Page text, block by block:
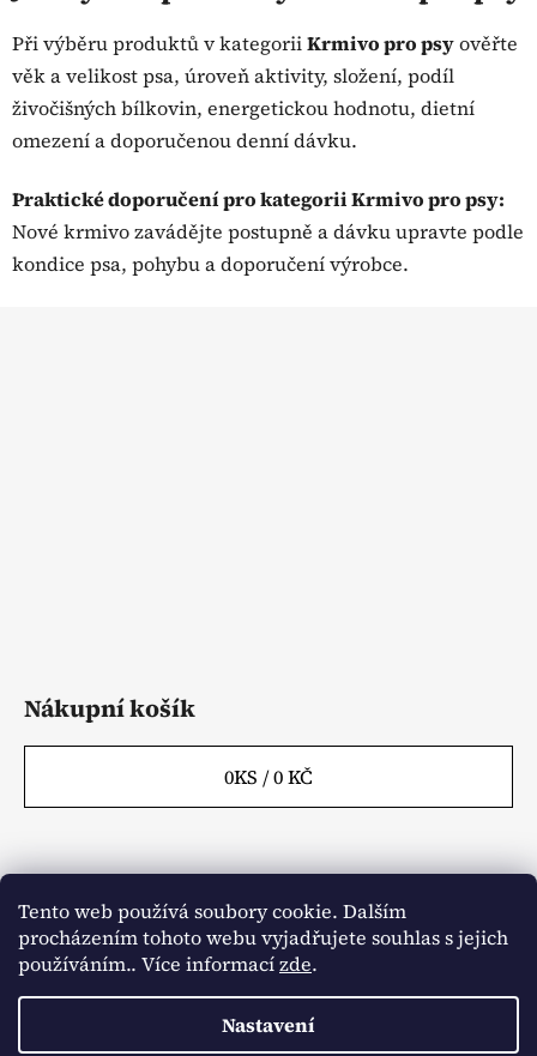
Tento web používá soubory cookie. Dalším
procházením tohoto webu vyjadřujete souhlas s jejich
používáním.. Více informacízde.
Nastavení
á
d
a
c
í
p
v
k
y
v
Při výběru produktů v kategoriiKrmivo pro psyověřte
věk a velikost psa, úroveň aktivity, složení, podíl
živočišných bílkovin, energetickou hodnotu, dietní
omezení a doporučenou denní dávku.
Praktické doporučení pro kategorii Krmivo pro psy:
Nové krmivo zavádějte postupně a dávku upravte podle
kondice psa, pohybu a doporučení výrobce.
Nákupní košík
0KS /0 KČ
Webové stránky
Kontakty
Obchodní podmínky
Napište nám
Aktuality